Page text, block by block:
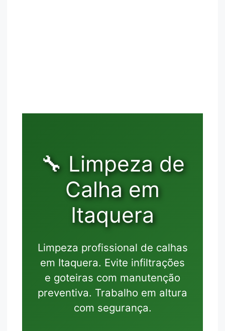
🔧 Limpeza de
Calha em
Itaquera
Limpeza profissional de calhas
em Itaquera. Evite infiltrações
e goteiras com manutenção
preventiva. Trabalho em altura
com segurança.